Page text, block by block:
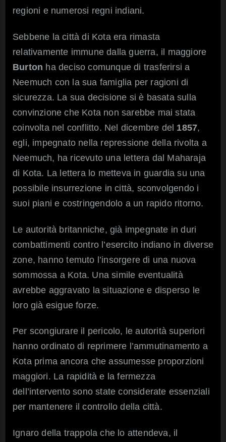
regioni e numerosi regni indiani.
Sebbene la città di Kota era rimasta
relativamente immune dalla guerra, il maggiore
Burton ha deciso comunque di trasferirsi a
Neemuch con la sua famiglia per ragioni di
sicurezza. La sua decisione si è basata sulla
convinzione che Kota non sarebbe mai stata
coinvolta nel conflitto. Nel dicembre del 1857,
egli, impegnato nella repressione della rivolta a
Neemuch, ha ricevuto una lettera dal Maharaja
di Kota. La lettera lo metteva in guardia su una
possibile insurrezione in città, sconvolgendo i
suoi piani e costringendolo a un rapido ritorno.
Le autorità britanniche, già impegnate in duri
combattimenti contro l’esercito indiano in diverse
zone, hanno temuto l’insorgere di una nuova
sommossa a Kota. Una simile eventualità
avrebbe aggravato la situazione e disperso le
loro già esigue forze.
Per scongiurare il pericolo, le autorità superiori
hanno ordinato di reprimere l’ammutinamento a
Kota prima ancora che assumesse proporzioni
maggiori. La rapidità e la fermezza
dell’intervento sono state considerate essenziali
per mantenere il controllo della città.
Ignaro della trappola che lo attendeva, il